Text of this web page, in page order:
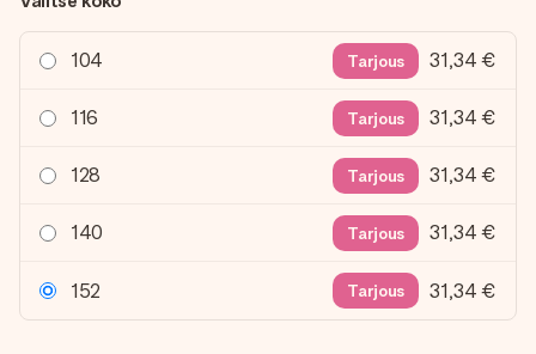
104 Tarjous 31,34 €
116 Tarjous 31,34 €
128 Tarjous 31,34 €
140 Tarjous 31,34 €
152 Tarjous 31,34 €